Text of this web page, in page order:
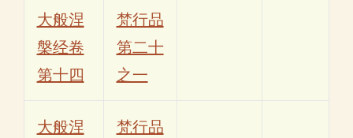
大般涅
槃经卷
第十四
梵行品
第二十
之一
大般涅
梵行品